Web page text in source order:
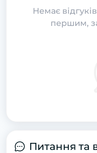
Немає
першим,
Питання та